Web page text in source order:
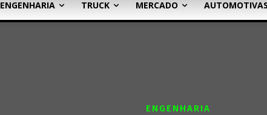
ENGENHARIA TRUCK MERCADO AUTOMOTIVAS
ENGENHARIA